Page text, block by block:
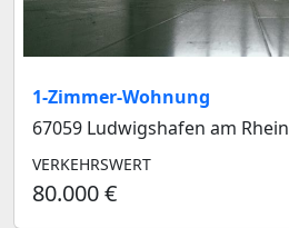
1-Zimmer-Wohnung
67059 Ludwigshafen am Rhein
VERKEHRSWERT
80.000 €